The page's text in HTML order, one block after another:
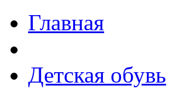
Главная
Детская обувь